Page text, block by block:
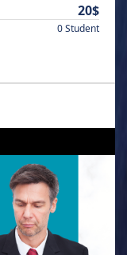
20$
0 Student